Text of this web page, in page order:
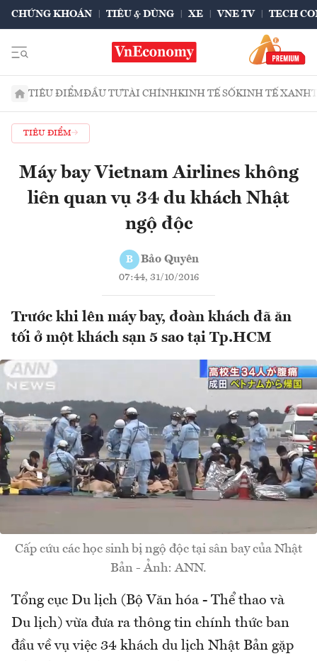
CHỨNG KHOÁN TIÊU & DÙNG XE VNE TV TECH
TIÊU ĐIỂMĐẦU TƯTÀI CHÍNHKINH TẾ SỐKINH TẾ XANH
TIÊU ĐIỂM
Máy bay Vietnam Airlines không
liên quan vụ 34 du khách Nhật
ngộ độc
B Bảo Quyên
07:44, 31/10/2016
Trước khi lên máy bay, đoàn khách đã ăn
tối ở một khách sạn 5 sao tại Tp.HCM
Cấp cứu các học sinh bị ngộ độc tại sân bay của Nhật
Bản - Ảnh: ANN.
Tổng cục Du lịch (Bộ Văn hóa - Thể thao và
Du lịch) vừa đưa ra thông tin chính thức ban
đầu về vụ việc 34 khách du lịch Nhật Bản gặp